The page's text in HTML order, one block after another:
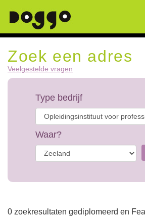
Zoek een adres
Veelgestelde vragen
Type bedrijf
Waar?
0 zoekresultaten gediplomeerd en